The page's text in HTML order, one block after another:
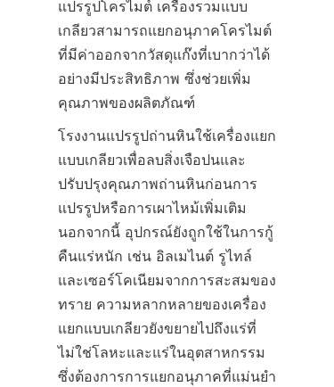
แปรรูปโครไมต์ เครื่องรวมแบบ
เกลียวสามารถแยกอนุภาคโครไมต์
ที่มีค่าออกจากวัสดุแก๊งที่เบากว่าได้
อย่างมีประสิทธิภาพ ซึ่งช่วยเพิ่ม
คุณภาพของผลิตภัณฑ์
โรงงานแปรรูปถ่านหินใช้เครื่องแยก
แบบเกลียวเพื่อลบสิ่งเจือปนและ
ปรับปรุงคุณภาพถ่านหินก่อนการ
แปรรูปหรือการเผาไหม้เพิ่มเติม
นอกจากนี้ อุปกรณ์ยังถูกใช้ในการกู้
คืนแร่หนัก เช่น อิลเมไนต์ รูไทล์
และเซอร์โคเนียมจากการสะสมของ
ทราย ความหลากหลายของเครื่อง
แยกแบบเกลียวยังขยายไปถึงแร่ที่
ไม่ใช่โลหะและแร่ในอุตสาหกรรม
ซึ่งต้องการการแยกอนุภาคที่แม่นยำ